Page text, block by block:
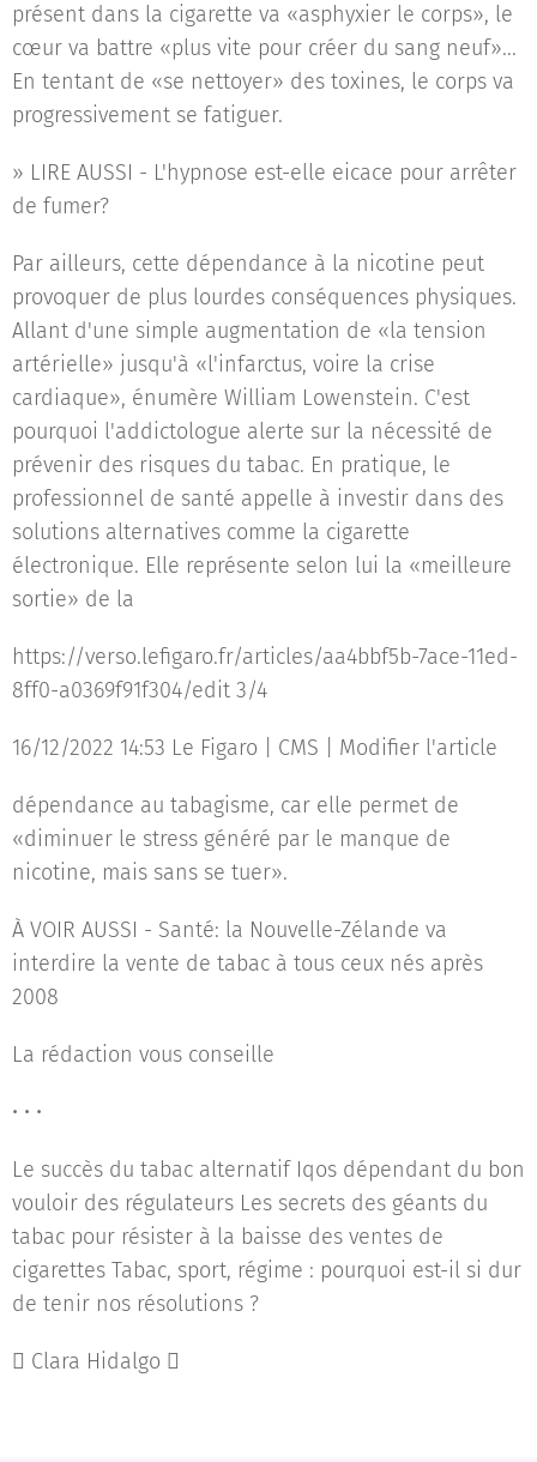
présent dans la cigarette va «asphyxier le corps», le
cœur va battre «plus vite pour créer du sang neuf»...
En tentant de «se nettoyer» des toxines, le corps va
progressivement se fatiguer.
» LIRE AUSSI - L'hypnose est-elle eicace pour arrêter
de fumer?
Par ailleurs, cette dépendance à la nicotine peut
provoquer de plus lourdes conséquences physiques.
Allant d'une simple augmentation de «la tension
artérielle» jusqu'à «l'infarctus, voire la crise
cardiaque», énumère William Lowenstein. C'est
pourquoi l'addictologue alerte sur la nécessité de
prévenir des risques du tabac. En pratique, le
professionnel de santé appelle à investir dans des
solutions alternatives comme la cigarette
électronique. Elle représente selon lui la «meilleure
sortie» de la
https://verso.lefigaro.fr/articles/aa4bbf5b-7ace-11ed-
8ff0-a0369f91f304/edit 3/4
16/12/2022 14:53 Le Figaro | CMS | Modifier l'article
dépendance au tabagisme, car elle permet de
«diminuer le stress généré par le manque de
nicotine, mais sans se tuer».
À VOIR AUSSI - Santé: la Nouvelle-Zélande va
interdire la vente de tabac à tous ceux nés après
2008
La rédaction vous conseille
• • •
Le succès du tabac alternatif Iqos dépendant du bon
vouloir des régulateurs Les secrets des géants du
tabac pour résister à la baisse des ventes de
cigarettes Tabac, sport, régime : pourquoi est-il si dur
de tenir nos résolutions ?
 Clara Hidalgo 